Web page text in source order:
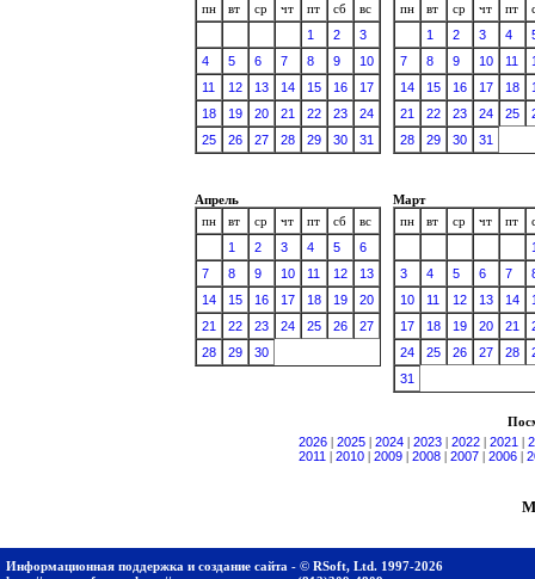
пн
вт ср чт пт сб
вс
1
2
3
4
5 6 7 8 9
10
11
12 13 14 15 16
17
18
19 20 21 22 23
24
25
26 27 28 29 30 31
пн
вт ср чт пт
1
2 3 4
7
8 9 10 11
14
15 16 17 18
21
22 23 24 25
28
29 30 31
Апрель
пн
вт ср чт пт сб
вс
1
2 3 4 5
6
7
8 9 10 11 12
13
14
15 16 17 18 19
20
21
22 23 24 25 26
27
28
29 30
Март
пн
вт ср чт пт
3
4 5 6 7
10
11 12 13 14
17
18 19 20 21
24
25 26 27 28
31
2026
2025 2024 2023 2022 2021
2011
2010 2009 2008 2007 2006
Информационная поддержка и создание сайта - © RSoft, Ltd. 1997-2026